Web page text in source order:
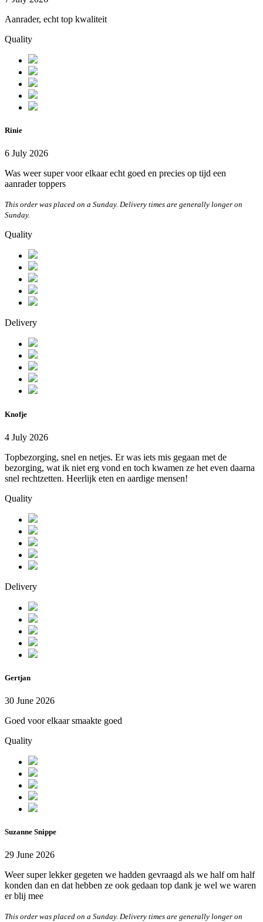
Aanrader, echt top kwaliteit
Quality
Rinie
6 July 2026
Was weer super voor elkaar echt goed en precies op tijd een
aanrader toppers
This order was placed on a Sunday. Delivery times are generally longer on
Sunday.
Quality
Delivery
Knofje
4 July 2026
Topbezorging, snel en netjes. Er was iets mis gegaan met de
bezorging, wat ik niet erg vond en toch kwamen ze het even daarna
snel rechtzetten. Heerlijk eten en aardige mensen!
Quality
Delivery
Gertjan
30 June 2026
Goed voor elkaar smaakte goed
Quality
Suzanne Snippe
29 June 2026
Weer super lekker gegeten we hadden gevraagd als we half om half
konden dan en dat hebben ze ook gedaan top dank je wel we waren
er blij mee
This order was placed on a Sunday. Delivery times are generally longer on